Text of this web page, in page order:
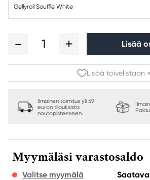
Gellyroll Souffle White
1 Lisää
Lisää toivelistaan »
Ilmainen toimitus yli 59
euron tilauksista
noutopisteeseen.
Myymäläsi varastosaldo
Valitse myymälä